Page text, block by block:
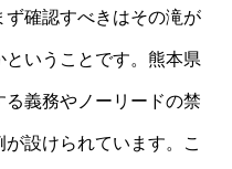
確認すべきはその滝が
いうことです。熊本県
義務やノーリードの禁
設けられています。こ